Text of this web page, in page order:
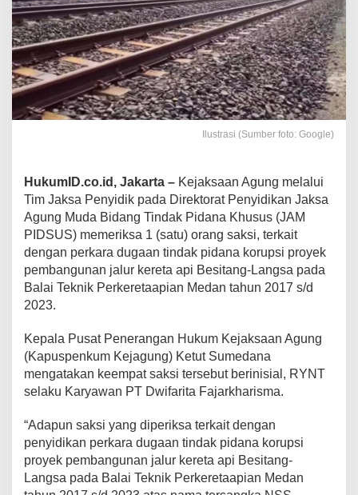
Ilustrasi (Sumber foto: Google)
HukumID.co.id, Jakarta – Kejaksaan Agung melalui
Tim Jaksa Penyidik pada Direktorat Penyidikan Jaksa
Agung Muda Bidang Tindak Pidana Khusus (JAM
PIDSUS) memeriksa 1 (satu) orang saksi, terkait
dengan perkara dugaan tindak pidana korupsi proyek
pembangunan jalur kereta api Besitang-Langsa pada
Balai Teknik Perkeretaapian Medan tahun 2017 s/d
2023.
Kepala Pusat Penerangan Hukum Kejaksaan Agung
(Kapuspenkum Kejagung) Ketut Sumedana
mengatakan keempat saksi tersebut berinisial, RYNT
selaku Karyawan PT Dwifarita Fajarkharisma.
“Adapun saksi yang diperiksa terkait dengan
penyidikan perkara dugaan tindak pidana korupsi
proyek pembangunan jalur kereta api Besitang-
Langsa pada Balai Teknik Perkeretaapian Medan